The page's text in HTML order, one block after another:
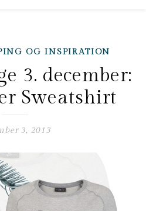
OG INSPIRATION
3. december:
Sweatshirt
3, 2013